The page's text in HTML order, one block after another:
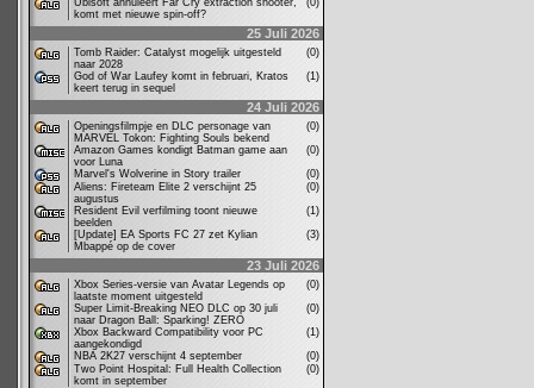
Ubisoft annuleert Far Cry extraction shooter,
komt met nieuwe spin-off?
(0)
25 Juli 2026
Tomb Raider: Catalyst mogelijk uitgesteld
naar 2028
(0)
God of War Laufey komt in februari, Kratos
keert terug in sequel
(1)
24 Juli 2026
Openingsfilmpje en DLC personage van
MARVEL Tokon: Fighting Souls bekend
(0)
Amazon Games kondigt Batman game aan
voor Luna
(0)
Marvel's Wolverine in Story trailer
(0)
Aliens: Fireteam Elite 2 verschijnt 25
augustus
(0)
Resident Evil verfilming toont nieuwe
beelden
(1)
[Update] EA Sports FC 27 zet Kylian
Mbappé op de cover
(3)
23 Juli 2026
Xbox Series-versie van Avatar Legends op
laatste moment uitgesteld
(0)
Super Limit-Breaking NEO DLC op 30 juli
naar Dragon Ball: Sparking! ZERO
(0)
Xbox Backward Compatibility voor PC
aangekondigd
(1)
NBA 2K27 verschijnt 4 september
(0)
Two Point Hospital: Full Health Collection
komt in september
(0)